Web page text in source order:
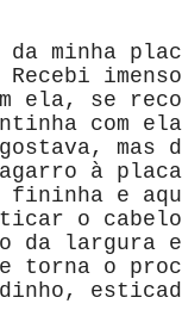
minha
se
com
mas
à
fininha e
o
da largura
torna o